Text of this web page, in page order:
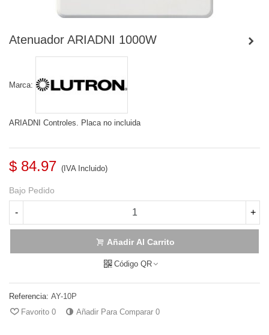
Atenuador ARIADNI 1000W
Marca:
ARIADNI Controles. Placa no incluida
$ 84.97 (IVA Incluido)
Bajo Pedido
- +
Añadir Al Carrito
Código QR
Referencia: AY-10P
Favorito 0 Añadir Para Comparar 0